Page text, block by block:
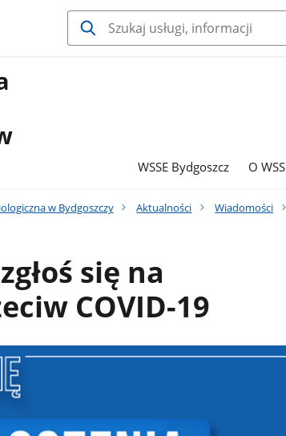
WSSE Bydgoszcz O
w Bydgoszczy Aktualności Wiadomości
się na
COVID-19